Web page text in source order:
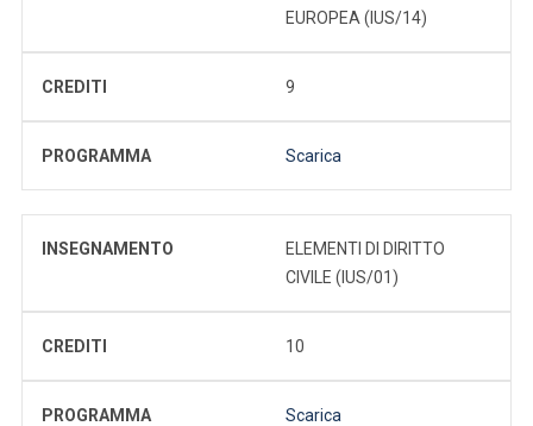
EUROPEA (IUS/14)
CREDITI 9
PROGRAMMA Scarica
INSEGNAMENTO
ELEMENTI DI DIRITTO
CIVILE (IUS/01)
CREDITI 10
PROGRAMMA Scarica